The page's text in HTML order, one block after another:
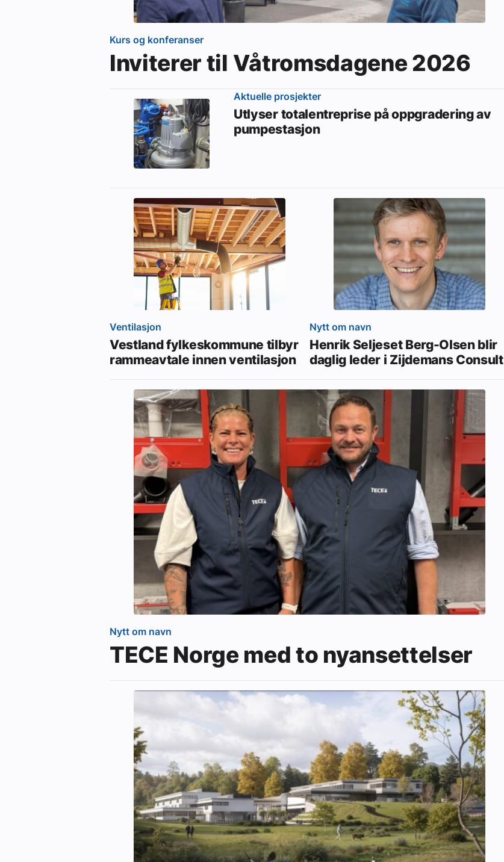
Kurs og konferanser
Inviterer til Våtromsdagene 2026
Aktuelle prosjekter
Utlyser totalentreprise på oppgradering av
pumpestasjon
Ventilasjon
Vestland fylkeskommune tilbyr
rammeavtale innen ventilasjon
Nytt om navn
Henrik Seljeset Berg-Olsen blir
daglig leder i Zijdemans Consult
Nytt om navn
TECE Norge med to nyansettelser